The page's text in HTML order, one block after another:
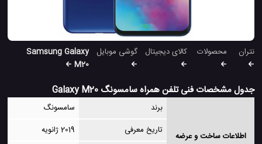
نتران محصولات کالای دیجیتال گوشی موبایل
Samsung Galaxy
M20
جدول مشخصات فنی تلفن همراه سامسونگ Galaxy M20
اطلاعات ساخت و عرضه
برند
سامسونگ
تاریخ معرفی
2019 ژانویه